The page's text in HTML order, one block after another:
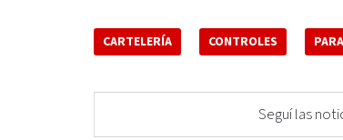
CARTELERÍA CONTROLES
Seguí las